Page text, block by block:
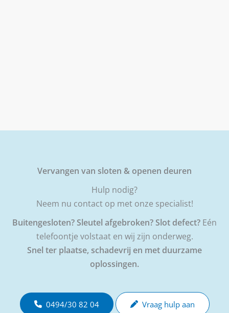
Vervangen van sloten & openen deuren
Hulp nodig?
Neem nu contact op met onze specialist!
Buitengesloten? Sleutel afgebroken? Slot defect? Eén
telefoontje volstaat en wij zijn onderweg.
Snel ter plaatse, schadevrij en met duurzame
oplossingen.
0494/30 82 04 Vraag hulp aan